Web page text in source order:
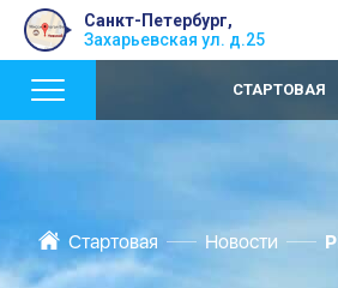
Санкт-Петербург,
Захарьевская ул. д.25
СТАРТОВАЯ
Стартовая Новости